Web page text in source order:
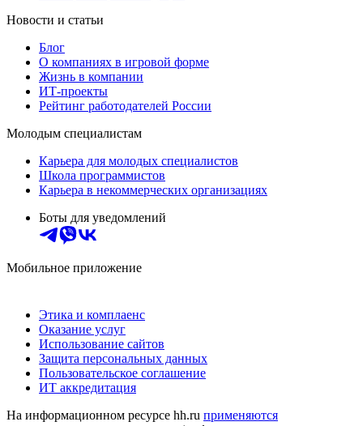
Новости и статьи
Блог
О компаниях в игровой форме
Жизнь в компании
ИТ-проекты
Рейтинг работодателей России
Молодым специалистам
Карьера для молодых специалистов
Школа программистов
Карьера в некоммерческих организациях
Боты для уведомлений
Мобильное приложение
Этика и комплаенс
Оказание услуг
Использование сайтов
Защита персональных данных
Пользовательское соглашение
ИТ аккредитация
На информационном ресурсе hh.ru применяются